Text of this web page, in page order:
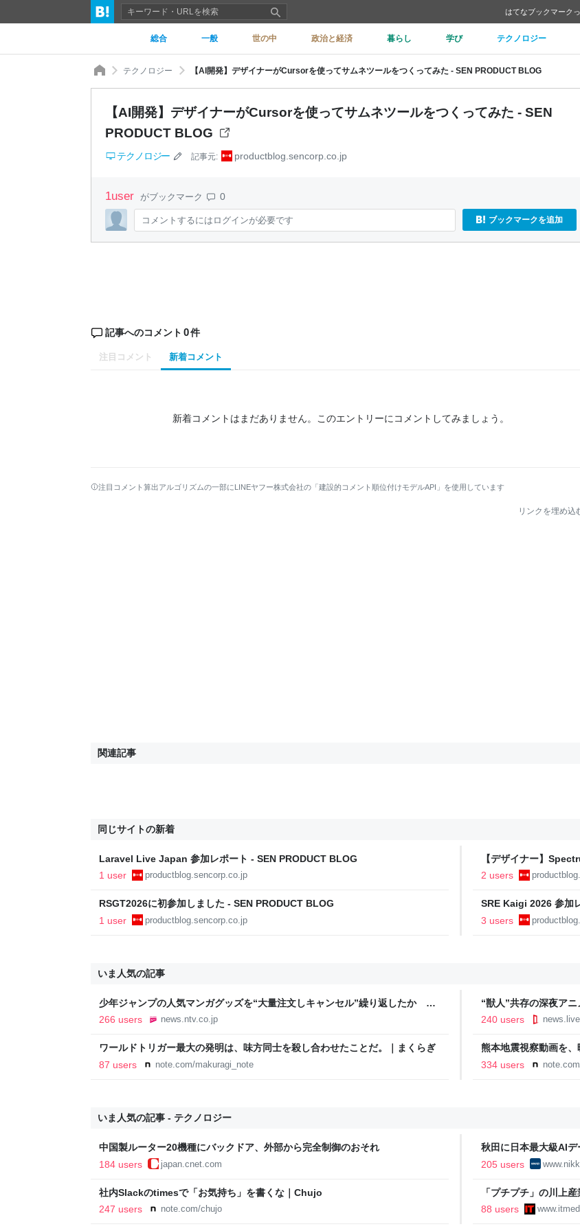
はてなブックマーク
総合 一般 世の中 政治と経済 暮らし 学び テクノロジー
テクノロジー 【AI開発】デザイナーがCursorを使ってサムネツールをつくってみた - SEN PRODUCT BLOG
【AI開発】デザイナーがCursorを使ってサムネツールをつくってみた - SEN
PRODUCT BLOG
テクノロジー 記事元: productblog.sencorp.co.jp
1user がブックマーク 0
コメントするにはログインが必要です ブックマークを追加
記事へのコメント 0件
注目コメント 新着コメント
新着コメントはまだありません。 このエントリーにコメントしてみましょう。
注目コメント算出アルゴリズムの一部にLINEヤフー株式会社の「建設的コメント順位付けモデルAPI」を使用しています
リンクを埋め込
関連記事
同じサイトの新着
Laravel Live Japan 参加レポート - SEN PRODUCT BLOG
1 user
productblog.sencorp.co.jp
【デザイナー】
PRODUCT BLOG
2 users
RSGT2026に初参加しました - SEN PRODUCT BLOG
1 user
productblog.sencorp.co.jp
SRE Kaigi 2026 参加
3 users
いま人気の記事
少年ジャンプの人気マンガグッズを“大量注文しキャンセル”繰り返したか 女
逮捕 総額43億円以上（2026年8月6日掲載）｜日テレNEWS NNN
266 users news.ntv.co.jp
“獣人”共存の深夜ア
議論「紛らわしいこと
240 users
ワールドトリガー最大の発明は、味方同士を殺し合わせたことだ。｜まくらぎ
87 users
note.com/makuragi_note
熊本地震視察動画を
映像で、想いをつなぐ
334 users
いま人気の記事 - テクノロジー
中国製ルーター20機種にバックドア、外部から完全制御のおそれ
184 users
japan.cnet.com
秋田に日本最大級AI
聞
205 users
社内Slackのtimesで「お気持ち」を書くな｜Chujo
247 users
note.com/chujo
「プチプチ」の川上
88 users